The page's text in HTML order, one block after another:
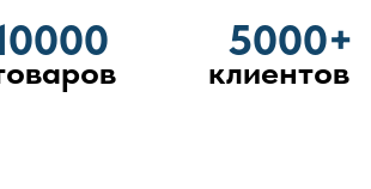
5000+
клиентов